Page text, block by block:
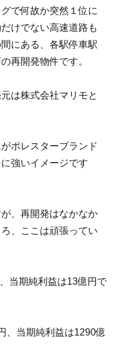
で何故か突然１位に
けでない高速道路も
にある、各駅停車駅
再開発物件です。
は株式会社マリモと
ポレスターブランド
強いイメージです
、再開発はなかなか
、ここは頑張ってい
当期純利益は13億円で
、当期純利益は1290億